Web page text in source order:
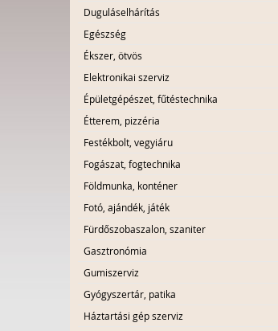
Duguláselhárítás
Egészség
Ékszer, ötvös
Elektronikai szerviz
Épületgépészet, fűtéstechnika
Étterem, pizzéria
Festékbolt, vegyiáru
Fogászat, fogtechnika
Földmunka, konténer
Fotó, ajándék, játék
Fürdőszobaszalon, szaniter
Gasztronómia
Gumiszerviz
Gyógyszertár, patika
Háztartási gép szerviz